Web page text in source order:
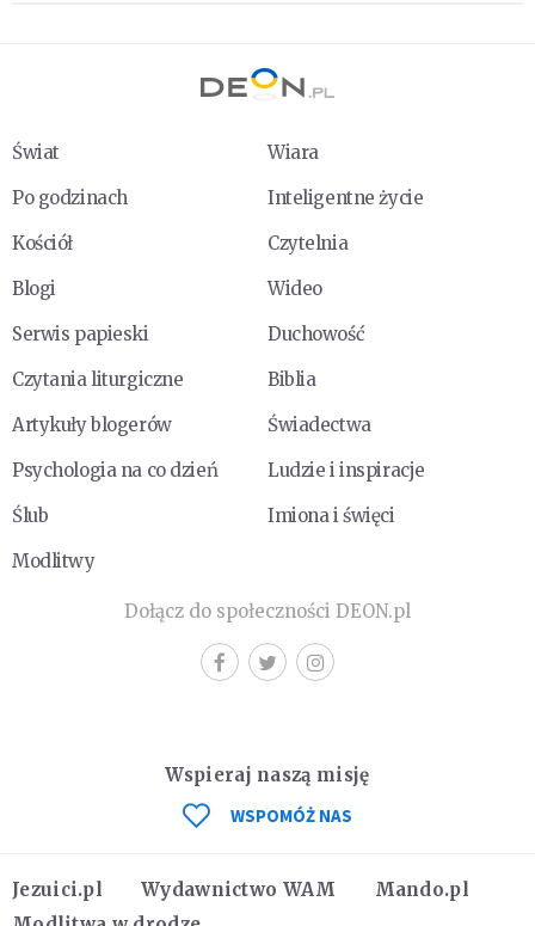
Świat
Wiara
Po godzinach
Inteligentne życie
Kościół
Czytelnia
Blogi
Wideo
Serwis papieski
Duchowość
Czytania liturgiczne
Biblia
Artykuły blogerów
Świadectwa
Psychologia na co dzień
Ludzie i inspiracje
Ślub
Imiona i święci
Modlitwy
Dołącz do społeczności DEON.pl
Jezuici.pl Wydawnictwo WAM
Mando.pl
Wspieraj naszą misję
WSPOMÓŻ NAS